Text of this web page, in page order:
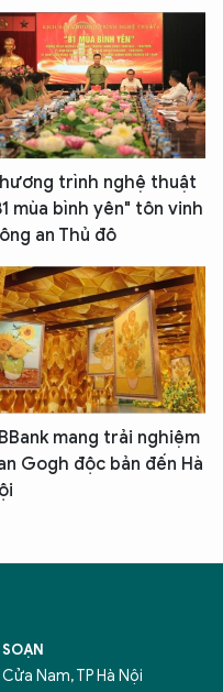
trình nghệ thuật
mùa bình yên" tôn vinh
an Thủ đô
mang trải nghiệm
Gogh độc bản đến Hà
Nam, TP Hà Nội